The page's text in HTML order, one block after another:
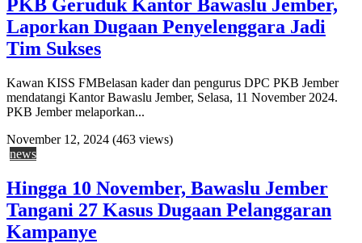
PKB Geruduk Kantor Bawaslu Jember,
Laporkan Dugaan Penyelenggara Jadi
Tim Sukses
Kawan KISS FMBelasan kader dan pengurus DPC PKB Jember
mendatangi Kantor Bawaslu Jember, Selasa, 11 November 2024.
PKB Jember melaporkan...
November 12, 2024 (463 views)
news
Hingga 10 November, Bawaslu Jember
Tangani 27 Kasus Dugaan Pelanggaran
Kampanye